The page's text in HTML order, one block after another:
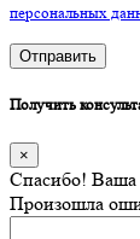
персональных
Отправить
Получить
×
Спасибо! Ваша
Произошла